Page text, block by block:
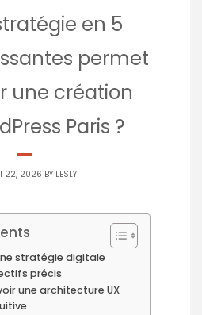
en 5
permet
une création
Paris ?
22, 2026 BY LESLY
stratégie digitale
précis
une architecture UX